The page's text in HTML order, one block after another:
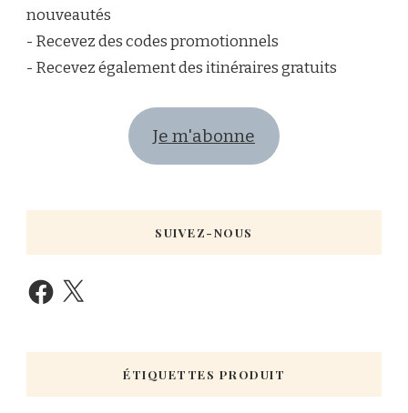
nouveautés
- Recevez des codes promotionnels
- Recevez également des itinéraires gratuits
Je m'abonne
SUIVEZ-NOUS
ÉTIQUETTES PRODUIT